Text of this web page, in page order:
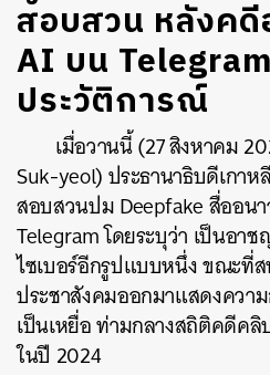
สอบสวน หลังคดี
AI บน
ประวัติการณ์
เมื่อวานนี้ (27 สิงหาคม
Suk-yeol) ประธานาธิบดีเกาห
สอบสวนปม Deepfake สื่ออน
Telegram โดยระบุว่า เป็นอา
ไซเบอร์อีกรูปแบบหนึ่ง ขณะที่
ประชาสังคมออกมาแสดงควา
เป็นเหยื่อ ท่ามกลางสถิติคดีค
ในปี 2024